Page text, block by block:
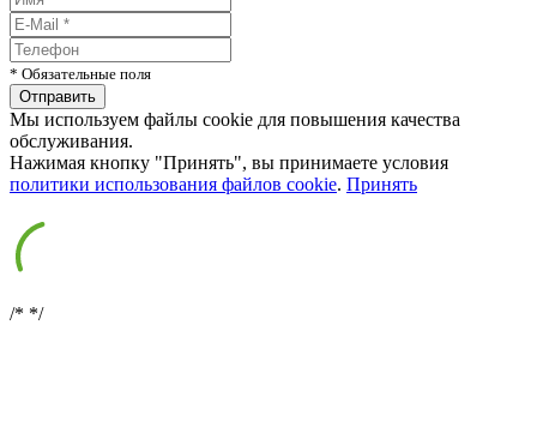
* Обязательные поля
Мы используем файлы cookie для повышения качества
обслуживания.
Нажимая кнопку "Принять", вы принимаете условия
политики использования файлов cookie. Принять
/* */